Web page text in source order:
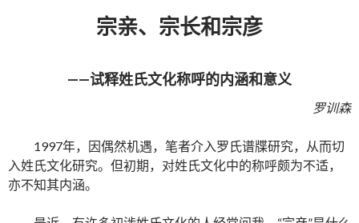
宗亲、宗长和宗彦
——试释姓氏文化称呼的内涵和意义
罗训森
1997年，因偶然机遇，笔者介入罗氏谱牒研究，从而切
入姓氏文化研究。但初期，对姓氏文化中的称呼颇为不适，
亦不知其内涵。